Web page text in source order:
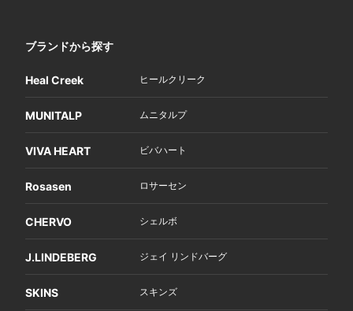
ブランドから探す
Heal Creek ヒールクリーク
MUNITALP ムニタルプ
VIVA HEART ビバハート
Rosasen ロサーセン
CHERVO シェルボ
J.LINDEBERG ジェイ リンドバーグ
SKINS スキンズ